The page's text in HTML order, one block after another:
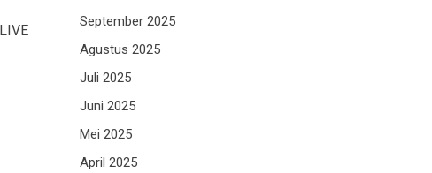
September 2025
Agustus 2025
Juli 2025
Juni 2025
Mei 2025
April 2025